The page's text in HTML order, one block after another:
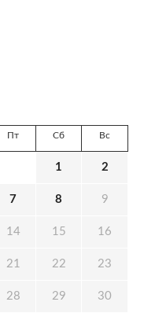
Пт Сб Вс
1 2
7 8 9
14 15 16
21 22 23
28 29 30